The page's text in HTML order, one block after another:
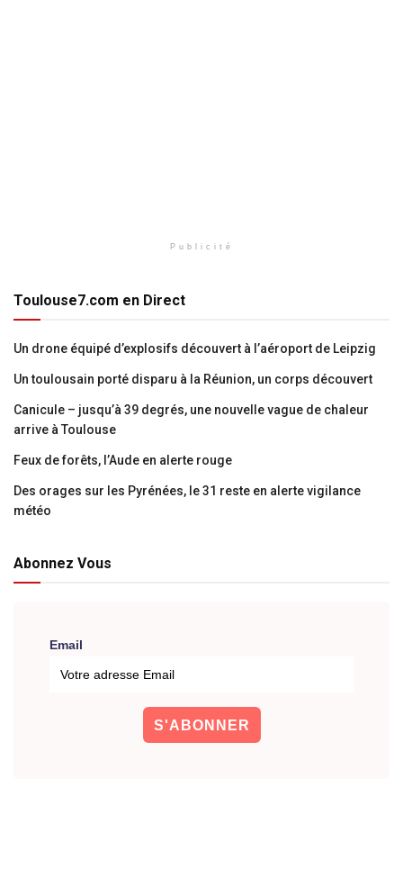
Publicité
Toulouse7.com en Direct
Un drone équipé d’explosifs découvert à l’aéroport de Leipzig
Un toulousain porté disparu à la Réunion, un corps découvert
Canicule – jusqu’à 39 degrés, une nouvelle vague de chaleur
arrive à Toulouse
Feux de forêts, l’Aude en alerte rouge
Des orages sur les Pyrénées, le 31 reste en alerte vigilance
météo
Abonnez Vous
Email